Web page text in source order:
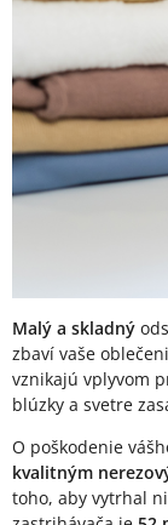
Malý a skladný
zbaví vaše
vznikajú vplyvom
blúzky a svetre
O poškodenie
kvalitným
toho, aby vytrhal